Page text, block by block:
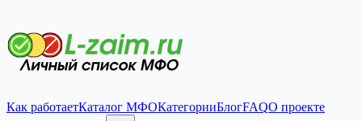
Как работаетКаталог МФОКатегорииБлогFAQО проекте